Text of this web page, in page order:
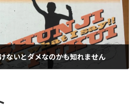
ないとダメなのかも知れません